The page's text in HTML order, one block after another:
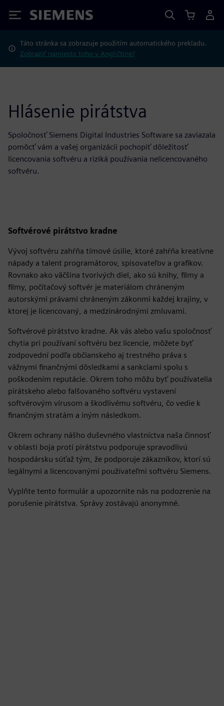
Siemens
Táto stránka sa zobrazuje použitím automatického prekladu.
Zobraziť namiesto toho v Angličtine?
Hlásenie pirátstva
Spoločnosť Siemens Digital Industries Software sa zaviazala
pomôcť vám a vašej organizácii pochopiť dôležitosť
licencovania softvéru a riziká používania nelicencovaného
softvéru.
Softvérové pirátstvo kradne
Vývoj softvéru zahŕňa tímové úsilie, ktoré zahŕňa kreatívne
nápady a talent programátorov, spisovateľov a grafikov.
Rovnako ako väčšina tvorivých diel, ako sú knihy, filmy a
filmy, počítačový softvér je materiálom chráneným
autorskými právami chráneným zákonmi každej krajiny, v
ktorej je licencovaný, a medzinárodnými zmluvami.
Softvérové pirátstvo kradne. Ak vás alebo vašu spoločnosť
chytia pri používaní softvéru bez licencie, môžete byť
zodpovední podľa občianskeho aj trestného práva s
vážnymi finančnými dôsledkami a sankciami spolu s
poškodením reputácie. Okrem toho môžu byť používatelia
pirátskeho alebo falšovaného softvéru vystavení
softvérovým vírusom a škodlivému softvéru, čo vedie k
finančným stratám a iným následkom.
Okrem ochrany nášho duševného vlastníctva naša činnosť
v oblasti boja proti pirátstvu podporuje spravodlivú
hospodársku súťaž tým, že podporuje zákazníkov, ktorí sú
legálnymi a licencovanými používateľmi softvéru Siemens.
Vyplňte tento formulár a upozornite nás na podozrenie na
porušenie pirátstva. Správy zostávajú anonymné.